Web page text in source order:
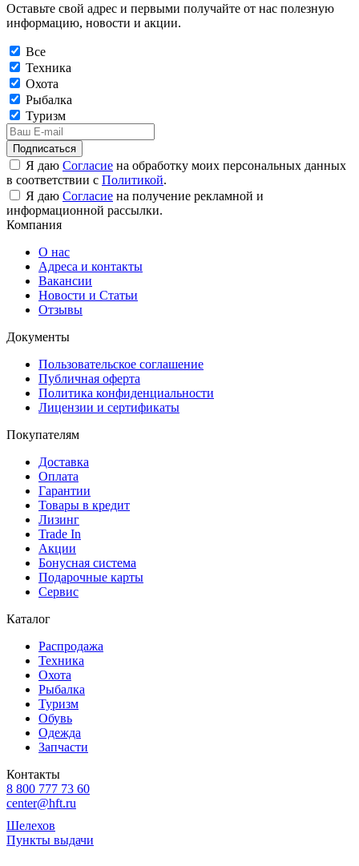
Оставьте свой адрес и первыми получайте от нас полезную
информацию, новости и акции.
Все
Техника
Охота
Рыбалка
Туризм
Подписаться
Я даю Согласие на обработку моих персональных данных
в соответствии с Политикой.
Я даю Согласие на получение рекламной и
информационной рассылки.
Компания
О нас
Адреса и контакты
Вакансии
Новости и Статьи
Отзывы
Документы
Пользовательское соглашение
Публичная оферта
Политика конфиденциальности
Лицензии и сертификаты
Покупателям
Доставка
Оплата
Гарантии
Товары в кредит
Лизинг
Trade In
Акции
Бонусная система
Подарочные карты
Сервис
Каталог
Распродажа
Техника
Охота
Рыбалка
Туризм
Обувь
Одежда
Запчасти
Контакты
8 800 777 73 60
center@hft.ru
Шелехов
Пункты выдачи